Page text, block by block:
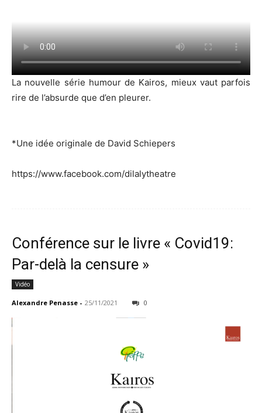
La nouvelle série humour de Kairos, mieux vaut parfois
rire de l’absurde que d’en pleurer.
*Une idée originale de David Schiepers
https://www.facebook.com/dilalytheatre
Conférence sur le livre « Covid19:
Par-delà la censure »
Vidéo
Alexandre Penasse - 25/11/2021 0